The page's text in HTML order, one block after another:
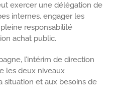
exercer une délégation de
internes, engager les
responsabilité
achat public.
l’intérim de direction
les deux niveaux
situation et aux besoins de